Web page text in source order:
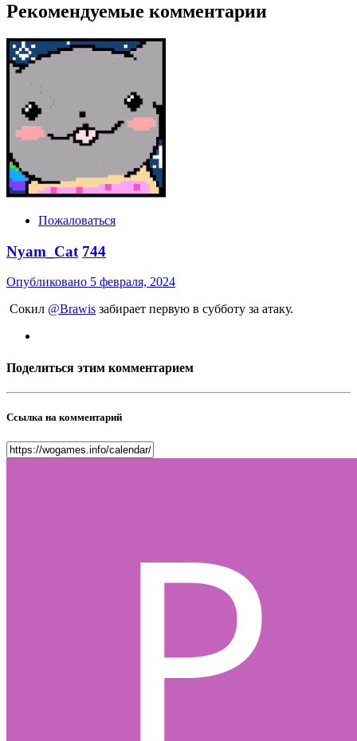
Рекомендуемые комментарии
Пожаловаться
Nyam_Cat 744
Опубликовано 5 февраля, 2024
Сокил @Brawis забирает первую в субботу за атаку.
Поделиться этим комментарием
Ссылка на комментарий